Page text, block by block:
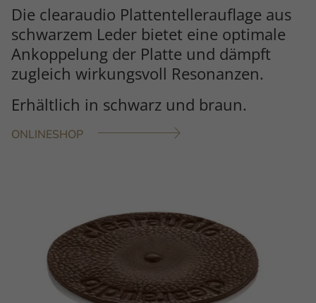
Die clearaudio Plattentellerauflage aus
schwarzem Leder bietet eine optimale
Ankoppelung der Platte und dämpft
zugleich wirkungsvoll Resonanzen.
Erhältlich in schwarz und braun.
ONLINESHOP